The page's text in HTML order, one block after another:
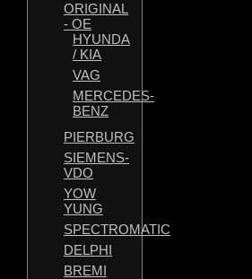
ORIGINAL
- OE
HYUNDA
/ KIA
VAG
MERCEDES-
BENZ
PIERBURG
SIEMENS-
VDO
YOW
YUNG
SPECTROMATIC
DELPHI
BREMI